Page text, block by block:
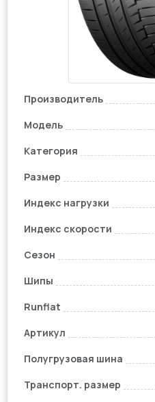
Производитель
Модель
Категория
Размер
Индекс нагрузки
Индекс скорости
Сезон
Шипы
Runflat
Артикул
Полугрузовая шина
Транспорт. размер